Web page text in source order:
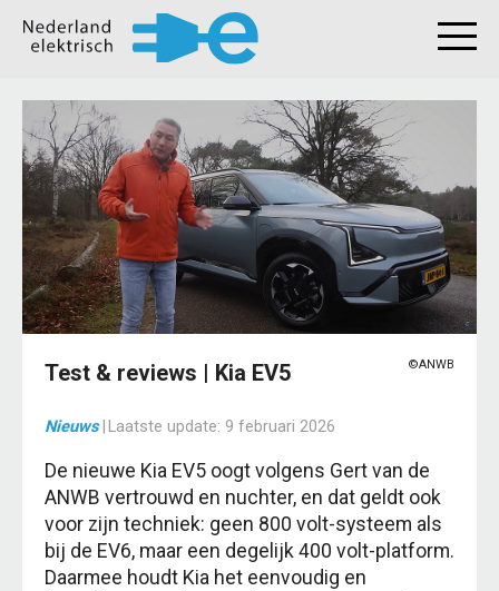
©ANWB
Test & reviews | Kia EV5
Nieuws|Laatste update: 9 februari 2026
De nieuwe Kia EV5 oogt volgens Gert van de
ANWB vertrouwd en nuchter, en dat geldt ook
voor zijn techniek: geen 800 volt-systeem als
bij de EV6, maar een degelijk 400 volt-platform.
Daarmee houdt Kia het eenvoudig en